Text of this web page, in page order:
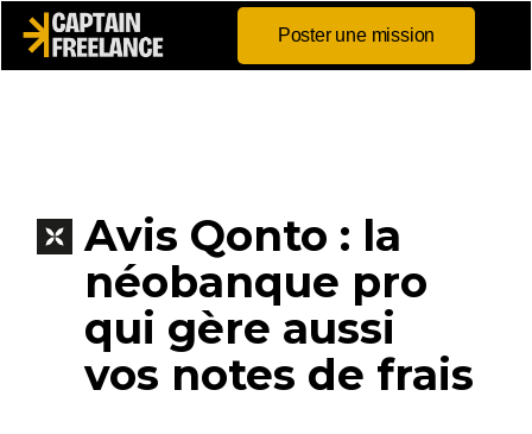
Poster une mission
Avis Qonto : la
néobanque pro
qui gère aussi
vos notes de frais